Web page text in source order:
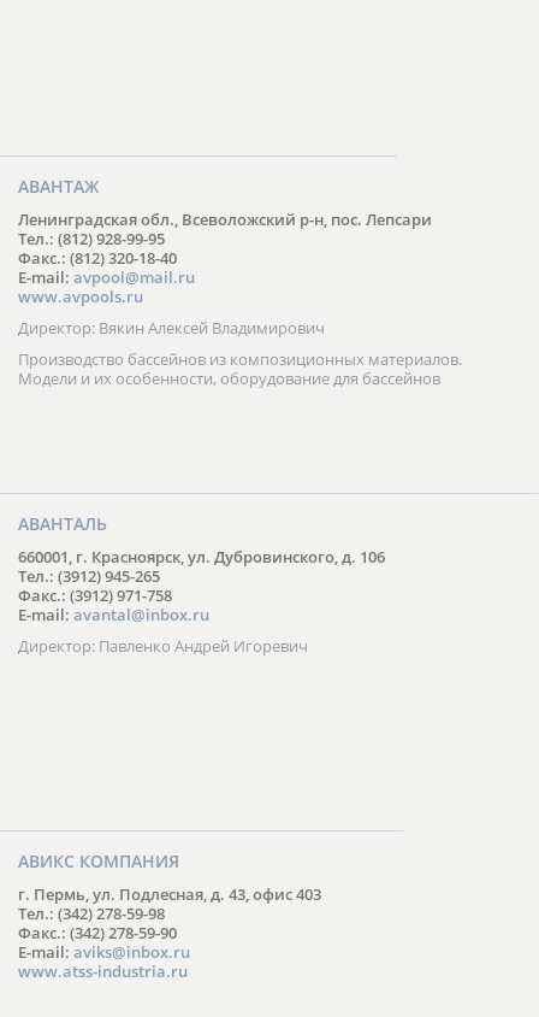
АВАНТАЖ
Ленинградская обл., Всеволожский р-н, пос. Лепсари
Тел.: (812) 928-99-95
Факс.: (812) 320-18-40
E-mail: avpool@mail.ru
www.avpools.ru
Директор: Вякин Алексей Владимирович
Производство бассейнов из композиционных материалов.
Модели и их особенности, оборудование для бассейнов
АВАНТАЛЬ
660001, г. Красноярск, ул. Дубровинского, д. 106
Тел.: (3912) 945-265
Факс.: (3912) 971-758
E-mail: avantal@inbox.ru
Директор: Павленко Андрей Игоревич
АВИКС КОМПАНИЯ
г. Пермь, ул. Подлесная, д. 43, офис 403
Тел.: (342) 278-59-98
Факс.: (342) 278-59-90
E-mail: aviks@inbox.ru
www.atss-industria.ru